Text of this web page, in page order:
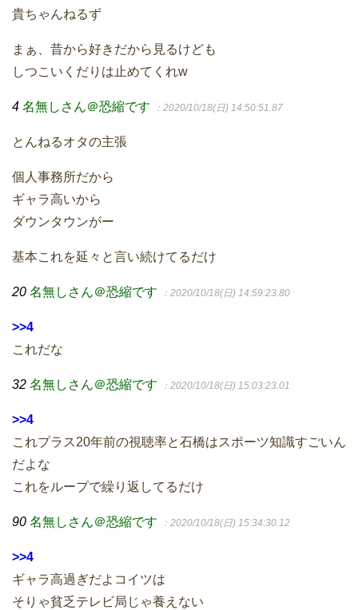
貴ちゃんねるず
まぁ、昔から好きだから見るけども
しつこいくだりは止めてくれw
4 名無しさん＠恐縮です ：2020/10/18(日) 14:50:51.87
とんねるオタの主張
個人事務所だから
ギャラ高いから
ダウンタウンがー
基本これを延々と言い続けてるだけ
20 名無しさん＠恐縮です ：2020/10/18(日) 14:59:23.80
>>4
これだな
32 名無しさん＠恐縮です ：2020/10/18(日) 15:03:23.01
>>4
これプラス20年前の視聴率と石橋はスポーツ知識すごいん
だよな
これをループで繰り返してるだけ
90 名無しさん＠恐縮です ：2020/10/18(日) 15:34:30.12
>>4
ギャラ高過ぎだよコイツは
そりゃ貧乏テレビ局じゃ養えない